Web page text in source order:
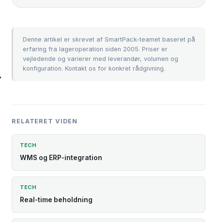
Denne artikel er skrevet af SmartPack-teamet baseret på
erfaring fra lageroperation siden 2005. Priser er
vejledende og varierer med leverandør, volumen og
konfiguration. Kontakt os for konkret rådgivning.
RELATERET VIDEN
TECH
WMS og ERP-integration
TECH
Real-time beholdning